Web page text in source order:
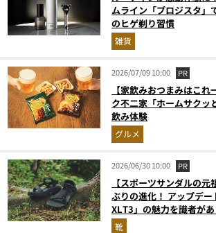
ムライン「プロジスタ」
のヒゲ剃り習慣
雑貨
2026/07/09 10:00 PR
【家飲みおつまみはこ
ク不二家「ホームサクッ
飲み体験
グルメ
2026/06/30 10:00 PR
【スポーツサンダルの
ぶりの進化！ アップデ
XLT3」の魅力を識者が
解説！
靴